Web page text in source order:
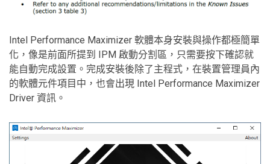
Intel Performance Maximizer 軟體本身安裝與操作都極簡單
化，像是前面所提到 IPM 啟動分割區，只需要按下確認就
能自動完成設置。完成安裝後除了主程式，在裝置管理員內
的軟體元件項目中，也會出現 Intel Performance Maximizer
Driver 資訊。